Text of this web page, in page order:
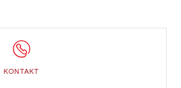
KONTAKT